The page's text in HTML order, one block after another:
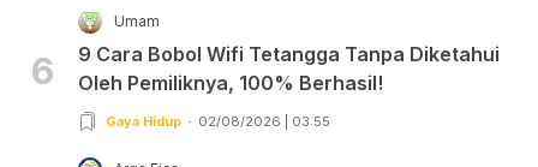
6
Umam
9 Cara Bobol Wifi Tetangga Tanpa Diketahui
Oleh Pemiliknya, 100% Berhasil!
Gaya Hidup 02/08/2026 | 03:55